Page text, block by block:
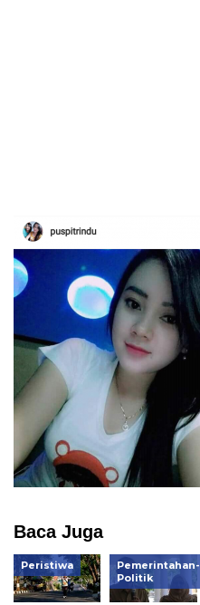
Baca Juga
Peristiwa
Pemerintahan-
Politik